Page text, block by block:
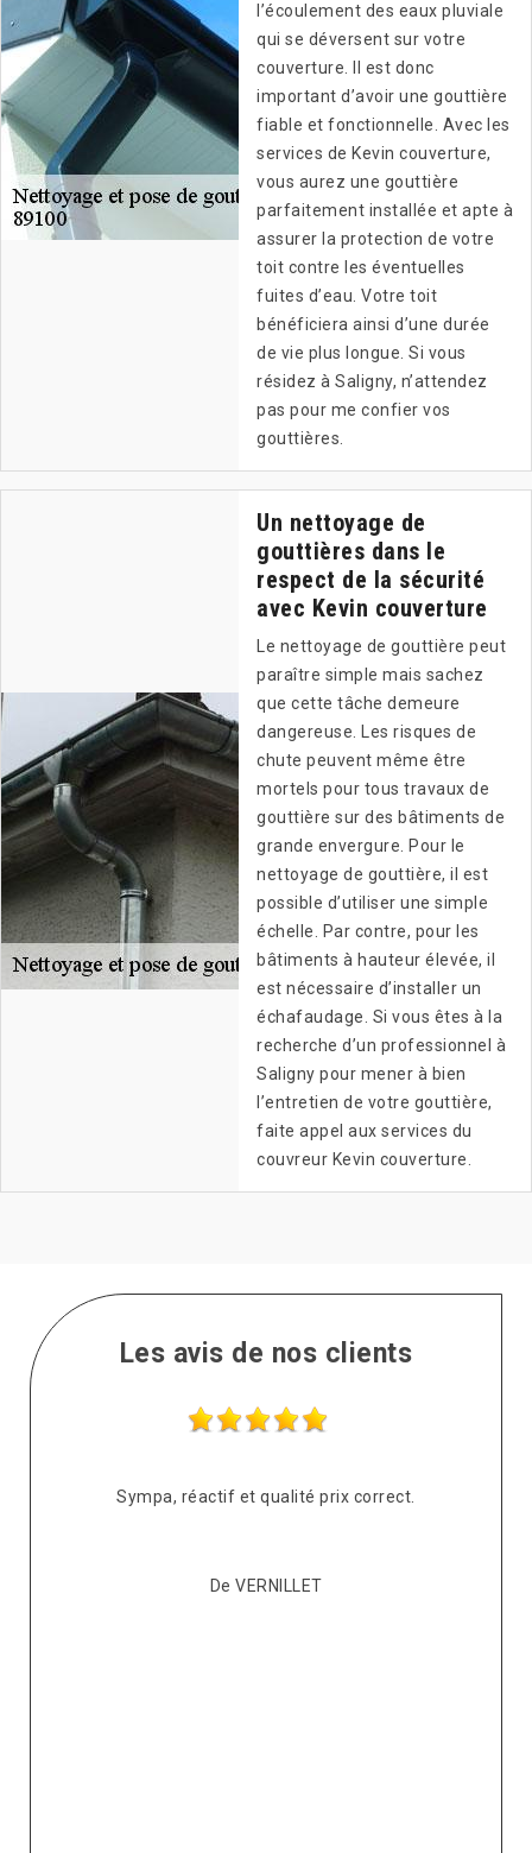
l’écoulement des eaux pluviale
qui se déversent sur votre
couverture. Il est donc
important d’avoir une gouttière
fiable et fonctionnelle. Avec les
services de Kevin couverture,
vous aurez une gouttière
parfaitement installée et apte à
assurer la protection de votre
toit contre les éventuelles
fuites d’eau. Votre toit
bénéficiera ainsi d’une durée
de vie plus longue. Si vous
résidez à Saligny, n’attendez
pas pour me confier vos
gouttières.
Un nettoyage de
gouttières dans le
respect de la sécurité
avec Kevin couverture
Le nettoyage de gouttière peut
paraître simple mais sachez
que cette tâche demeure
dangereuse. Les risques de
chute peuvent même être
mortels pour tous travaux de
gouttière sur des bâtiments de
grande envergure. Pour le
nettoyage de gouttière, il est
possible d’utiliser une simple
échelle. Par contre, pour les
bâtiments à hauteur élevée, il
est nécessaire d’installer un
échafaudage. Si vous êtes à la
recherche d’un professionnel à
Saligny pour mener à bien
l’entretien de votre gouttière,
faite appel aux services du
couvreur Kevin couverture.
Les avis de nos clients
Sympa, réactif et qualité prix correct.
De VERNILLET